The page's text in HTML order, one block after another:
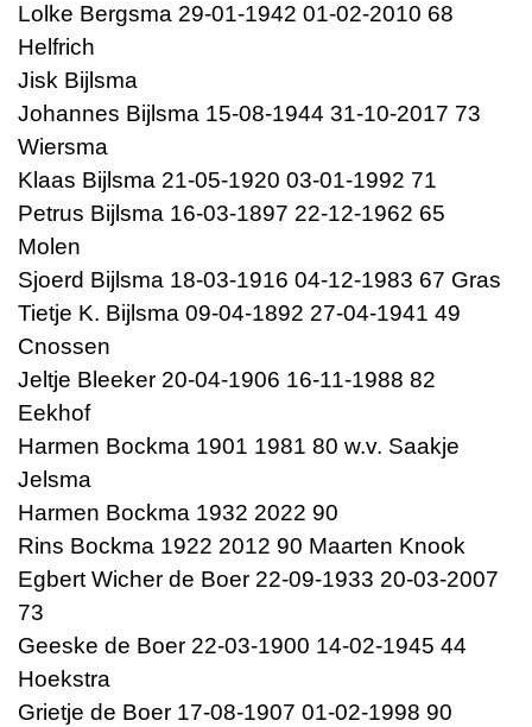
Lolke Bergsma 29-01-1942 01-02-2010 68
Helfrich
Jisk Bijlsma
Johannes Bijlsma 15-08-1944 31-10-2017 73
Wiersma
Klaas Bijlsma 21-05-1920 03-01-1992 71
Petrus Bijlsma 16-03-1897 22-12-1962 65
Molen
Sjoerd Bijlsma 18-03-1916 04-12-1983 67 Gras
Tietje K. Bijlsma 09-04-1892 27-04-1941 49
Cnossen
Jeltje Bleeker 20-04-1906 16-11-1988 82
Eekhof
Harmen Bockma 1901 1981 80 w.v. Saakje
Jelsma
Harmen Bockma 1932 2022 90
Rins Bockma 1922 2012 90 Maarten Knook
Egbert Wicher de Boer 22-09-1933 20-03-2007
73
Geeske de Boer 22-03-1900 14-02-1945 44
Hoekstra
Grietje de Boer 17-08-1907 01-02-1998 90